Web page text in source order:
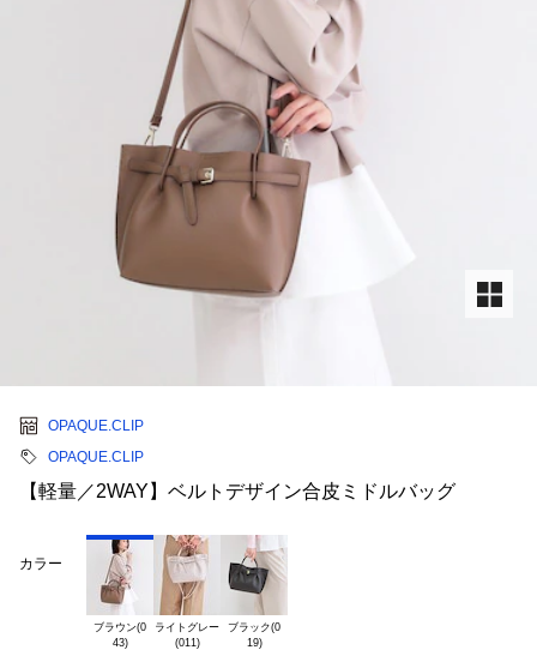
OPAQUE.CLIP
OPAQUE.CLIP
【軽量／2WAY】ベルトデザイン合皮ミドルバッグ
カラー
ブラウン(0
43)
ライトグレー
(011)
ブラック(0
19)